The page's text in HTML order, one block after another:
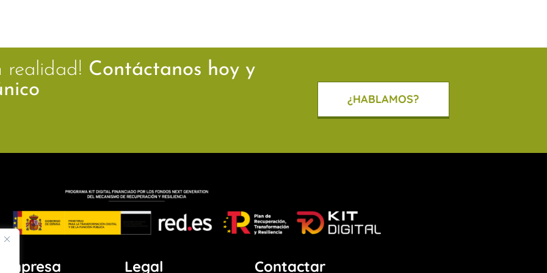
realidad! Contáctanos hoy y
¿HABLAMOS?
Empresa Legal Contactar